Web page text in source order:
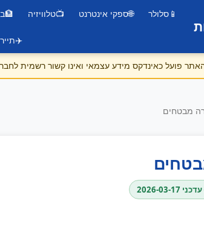
📱סלולר 🌐ספקי אינטרנט 📺טלוויזיה 🏦
✈️
פועל כאינדקס מידע עצמאי ואינו קשור רשמית
מבטחים
2026-03-17